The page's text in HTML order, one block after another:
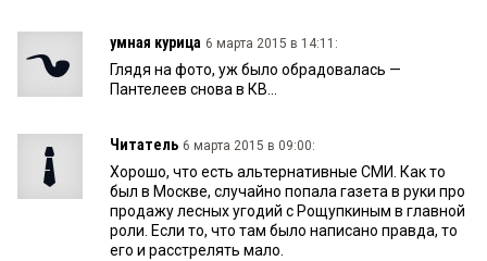
умная курица 6 марта 2015 в 14:11:
Глядя на фото, уж было обрадовалась —
Пантелеев снова в КВ...
Читатель 6 марта 2015 в 09:00:
Хорошо, что есть альтернативные СМИ. Как то
был в Москве, случайно попала газета в руки про
продажу лесных угодий с Рощупкиным в главной
роли. Если то, что там было написано правда, то
его и расстрелять мало.